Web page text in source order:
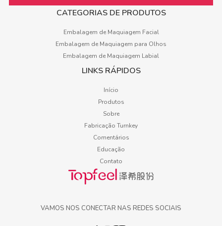
CATEGORIAS DE PRODUTOS
Embalagem de Maquiagem Facial
Embalagem de Maquiagem para Olhos
Embalagem de Maquiagem Labial
LINKS RÁPIDOS
Início
Produtos
Sobre
Fabricação Turnkey
Comentários
Educação
Contato
VAMOS NOS CONECTAR NAS REDES SOCIAIS